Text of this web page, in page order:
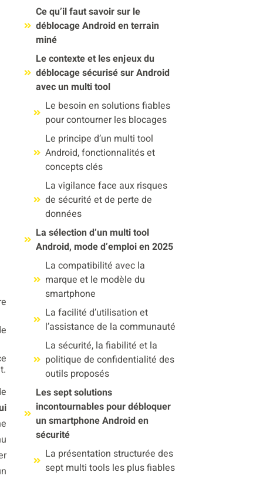
Ce qu’il faut savoir sur le
déblocage Android en terrain
miné
Le contexte et les enjeux du
déblocage sécurisé sur Android
avec un multi tool
Le besoin en solutions fiables
pour contourner les blocages
Le principe d’un multi tool
Android, fonctionnalités et
concepts clés
La vigilance face aux risques
de sécurité et de perte de
données
La sélection d’un multi tool
Android, mode d’emploi en 2025
La compatibilité avec la
marque et le modèle du
smartphone
La facilité d’utilisation et
l’assistance de la communauté
La sécurité, la fiabilité et la
politique de confidentialité des
outils proposés
Les sept solutions
incontournables pour débloquer
un smartphone Android en
sécurité
La présentation structurée des
sept multi tools les plus fiables